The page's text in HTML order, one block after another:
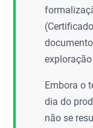
Embora o
dia do
não se